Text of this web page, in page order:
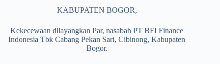
KABUPATEN BOGOR,
Kekecewaan dilayangkan Par, nasabah PT BFI Finance
Indonesia Tbk Cabang Pekan Sari, Cibinong, Kabupaten
Bogor.